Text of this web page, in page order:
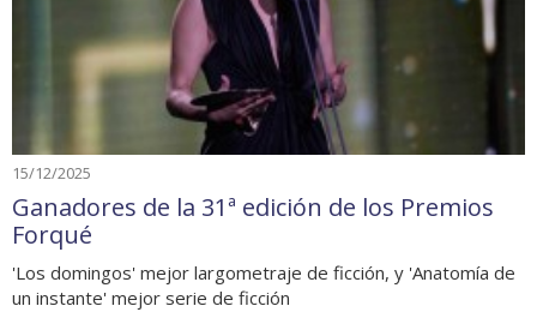
15/12/2025
Ganadores de la 31ª edición de los Premios
Forqué
'Los domingos' mejor largometraje de ficción, y 'Anatomía de
un instante' mejor serie de ficción